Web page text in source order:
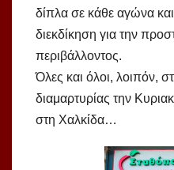
δίπλα σε κάθε αγώνα και
διεκδίκηση για την
περιβάλλοντος.
Όλες και όλοι, λοιπόν,
διαμαρτυρίας την
στη Χαλκίδα…